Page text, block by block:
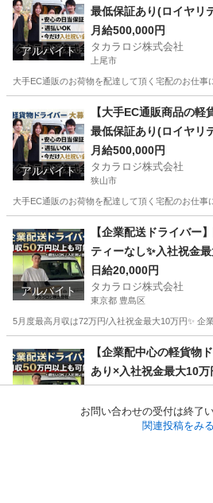
お問い合わせの受付は終了
関連投稿をみる
アルバイト
最低保証あり(ロイヤリ
普通免許さえあれば即稼
月給500,000円
タカラロジ株式会社
上尾市
大手EC通販のお荷物を配達して頂く宅配のお仕
ドライバー 貨物
アルバイト
【大手EC通販商品の
最低保証あり(ロイヤリ
普通免許さえあれば即稼
月給500,000円
タカラロジ株式会社
狭山市
大手EC通販のお荷物を配達して頂く宅配のお仕
ドライバー 貨物
アルバイト
【企業配送ドライバー
ティーなし✨入社祝金
日給20,000円
タカラロジ株式会社
東京都 豊島区
5月度最高月収は72万円/入社祝金最大10万円✨
ドライバー 貨物
【企業配中心の軽貨物
あり×入社祝金最大10
タカラロジ株式会社